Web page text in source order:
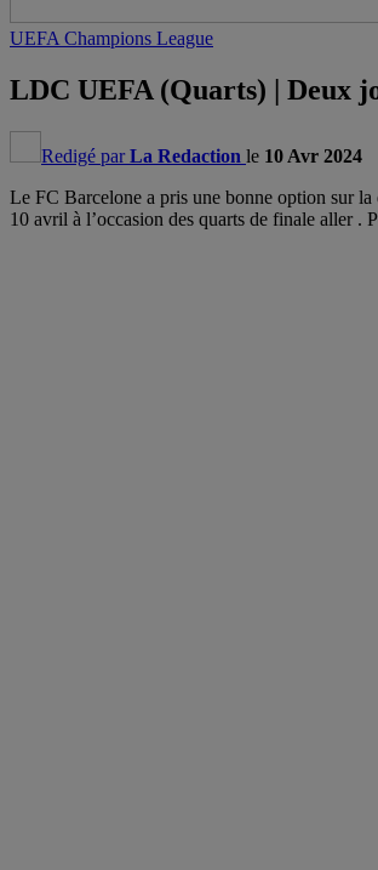
UEFA Champions League
LDC UEFA (Quarts) | Deux
Redigé par La Redaction le 10 Avr 2024
Le FC Barcelone a pris une bonne option sur
10 avril à l’occasion des quarts de finale aller .